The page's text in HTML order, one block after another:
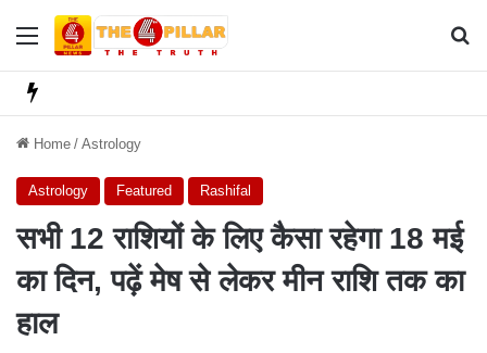
Menu
Home / Astrology
Astrology Featured Rashifal
सभी 12 राशियों के लिए कैसा रहेगा 18 मई
का दिन, पढ़ें मेष से लेकर मीन राशि तक का
हाल